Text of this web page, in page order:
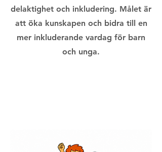
delaktighet och inkludering. Målet är
att öka kunskapen och bidra till en
mer inkluderande vardag för barn
och unga.